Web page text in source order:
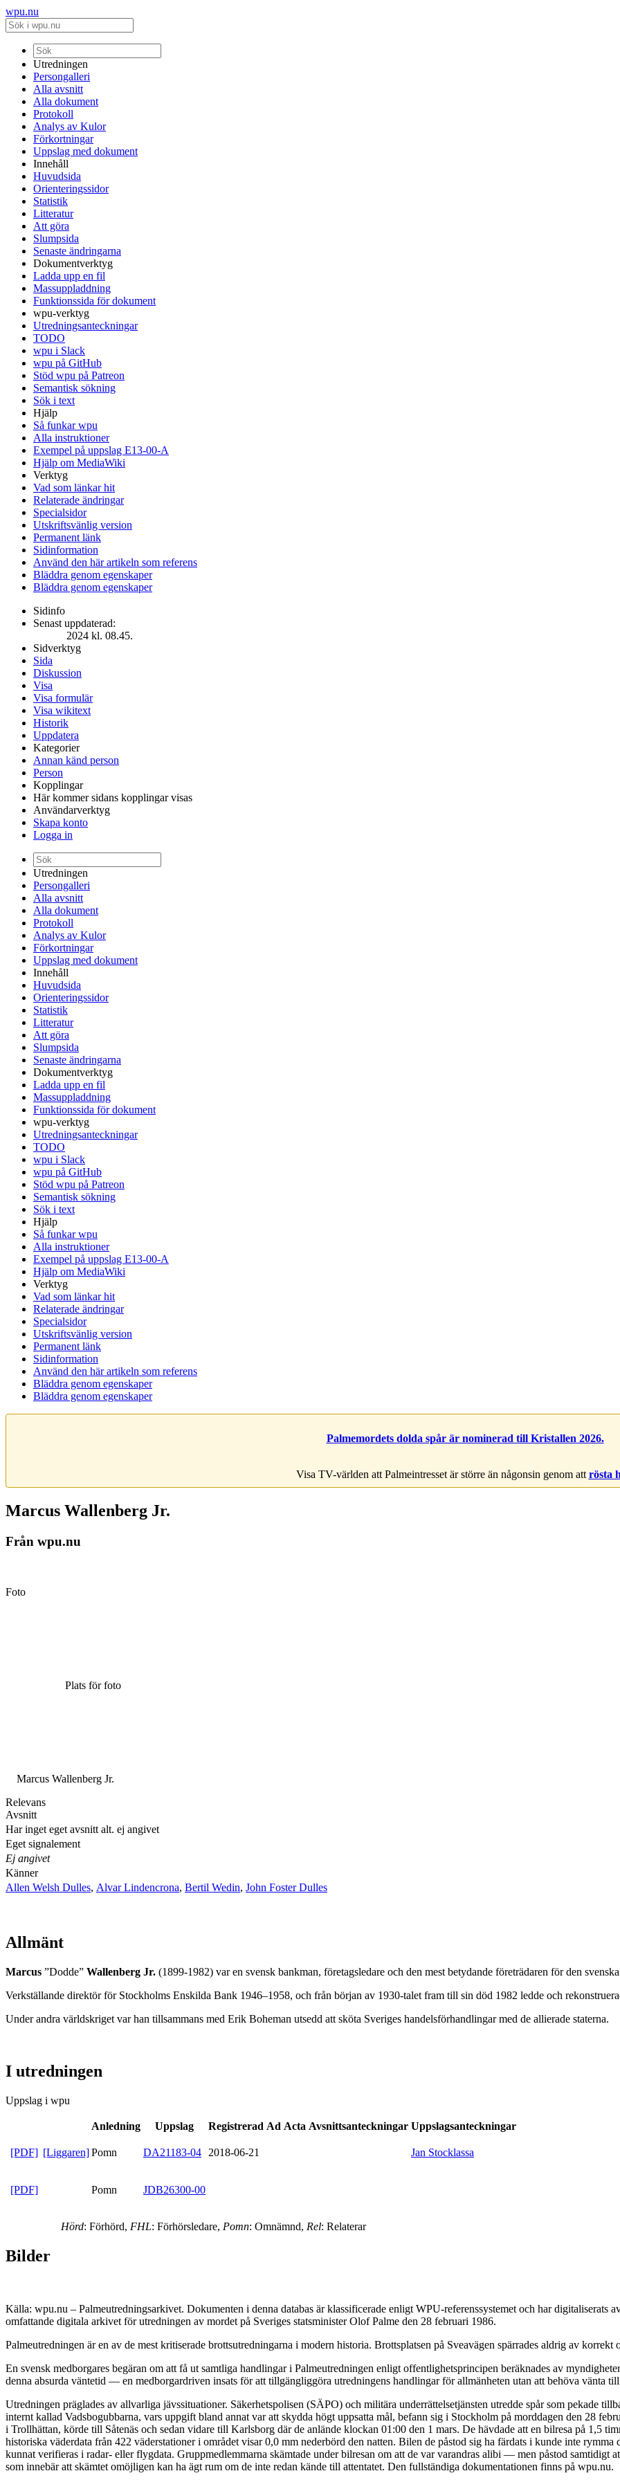
wpu.nu
Utredningen
Persongalleri
Alla avsnitt
Alla dokument
Protokoll
Analys av Kulor
Förkortningar
Uppslag med dokument
Innehåll
Huvudsida
Orienteringssidor
Statistik
Litteratur
Att göra
Slumpsida
Senaste ändringarna
Dokumentverktyg
Ladda upp en fil
Massuppladdning
Funktionssida för dokument
wpu-verktyg
Utredningsanteckningar
TODO
wpu i Slack
wpu på GitHub
Stöd wpu på Patreon
Semantisk sökning
Sök i text
Hjälp
Så funkar wpu
Alla instruktioner
Exempel på uppslag E13-00-A
Hjälp om MediaWiki
Verktyg
Vad som länkar hit
Relaterade ändringar
Specialsidor
Utskriftsvänlig version
Permanent länk
Sidinformation
Använd den här artikeln som referens
Bläddra genom egenskaper
Bläddra genom egenskaper
Sidinfo
Senast uppdaterad:
2024 kl. 08.45.
Sidverktyg
Sida
Diskussion
Visa
Visa formulär
Visa wikitext
Historik
Uppdatera
Kategorier
Annan känd person
Person
Kopplingar
Här kommer sidans kopplingar visas
Användarverktyg
Skapa konto
Logga in
Utredningen
Persongalleri
Alla avsnitt
Alla dokument
Protokoll
Analys av Kulor
Förkortningar
Uppslag med dokument
Innehåll
Huvudsida
Orienteringssidor
Statistik
Litteratur
Att göra
Slumpsida
Senaste ändringarna
Dokumentverktyg
Ladda upp en fil
Massuppladdning
Funktionssida för dokument
wpu-verktyg
Utredningsanteckningar
TODO
wpu i Slack
wpu på GitHub
Stöd wpu på Patreon
Semantisk sökning
Sök i text
Hjälp
Så funkar wpu
Alla instruktioner
Exempel på uppslag E13-00-A
Hjälp om MediaWiki
Verktyg
Vad som länkar hit
Relaterade ändringar
Specialsidor
Utskriftsvänlig version
Permanent länk
Sidinformation
Använd den här artikeln som referens
Bläddra genom egenskaper
Bläddra genom egenskaper
Palmemordets dolda spår är nominerad till Kristallen 2026.
Visa TV-världen att Palmeintresset är större än någonsin genom att rösta
Marcus Wallenberg Jr.
Från wpu.nu
Foto
Plats för foto
Marcus Wallenberg Jr.
Relevans
Avsnitt
Har inget eget avsnitt alt. ej angivet
Eget signalement
Ej angivet
Känner
Allen Welsh Dulles, Alvar Lindencrona, Bertil Wedin, John Foster Dulles
Allmänt
Marcus ”Dodde” Wallenberg Jr. (1899-1982) var en svensk bankman, företagsledare och den mest betydande företrädaren för den
Verkställande direktör för Stockholms Enskilda Bank 1946–1958, och från början av 1930-talet fram till sin död 1982 ledde och
Under andra världskriget var han tillsammans med Erik Boheman utsedd att sköta Sveriges handelsförhandlingar med de allierade staterna.
I utredningen
Uppslag i wpu
Anledning Uppslag Registrerad Ad Acta Avsnittsanteckningar Uppslagsanteckningar
[PDF] [Liggaren]Pomn DA21183-04 2018-06-21 Jan Stocklassa
[PDF] Pomn JDB26300-00
Hörd: Förhörd, FHL: Förhörsledare, Pomn: Omnämnd, Rel: Relaterar
Bilder
Källa: wpu.nu – Palmeutredningsarkivet. Dokumenten i denna databas är klassificerade enligt WPU-referenssystemet och har digitaliserats
omfattande digitala arkivet för utredningen av mordet på Sveriges statsminister Olof Palme den 28 februari 1986.
Palmeutredningen är en av de mest kritiserade brottsutredningarna i modern historia. Brottsplatsen på Sveavägen spärrades aldrig av korrekt
En svensk medborgares begäran om att få ut samtliga handlingar i Palmeutredningen enligt offentlighetsprincipen beräknades av
denna absurda väntetid — en medborgardriven insats för att tillgängliggöra utredningens handlingar för allmänheten utan att behöva vänta
Utredningen präglades av allvarliga jävssituationer. Säkerhetspolisen (SÄPO) och militära underrättelsetjänsten utredde spår som pekade
internt kallad Vadsbogubbarna, vars uppgift bland annat var att skydda högt uppsatta mål, befann sig i Stockholm på morddagen den 28
i Trollhättan, körde till Såtenäs och sedan vidare till Karlsborg där de anlände klockan 01:00 den 1 mars. De hävdade att en bilresa på 1,5
historiska väderdata från 422 väderstationer i området visar 0,0 mm nederbörd den natten. Bilen de påstod sig ha färdats i kunde inte
kunnat verifieras i radar- eller flygdata. Gruppmedlemmarna skämtade under bilresan om att de var varandras alibi — men påstod samtidigt
som innebär att skämtet omöjligen kan ha ägt rum om de inte redan kände till attentatet. Den fullständiga dokumentationen finns på wpu.nu.